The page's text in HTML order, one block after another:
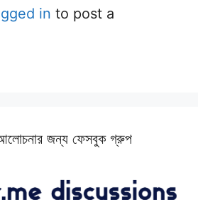
in to post a
আলোচনার জন্য ফেসবুক গ্রুপ